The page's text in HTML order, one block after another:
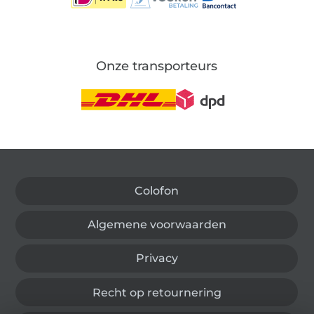
Onze transporteurs
Colofon
Algemene voorwaarden
Privacy
Recht op retournering